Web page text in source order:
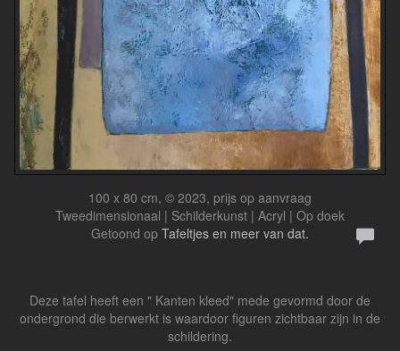
100 x 80 cm, © 2023, prijs op aanvraag
Tweedimensionaal | Schilderkunst | Acryl | Op doek
Getoond op Tafeltjes en meer van dat.
Deze tafel heeft een " Kanten kleed" mede gevormd door de
ondergrond die berwerkt is waardoor figuren zichtbaar zijn in de
schildering.